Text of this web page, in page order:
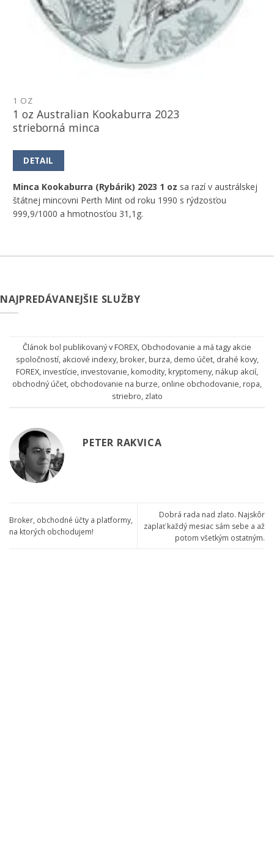
1 OZ
1 oz Australian Kookaburra 2023
strieborná minca
DETAIL
Minca Kookaburra (Rybárik) 2023 1 oz sa razí v austrálskej
štátnej mincovni Perth Mint od roku 1990 s rýdzosťou
999,9/1000 a hmotnosťou 31,1g.
NAJPREDÁVANEJŠIE SLUŽBY
Článok bol publikovaný vFOREX, Obchodovanie a má tagyakcie
spoločností, akciové indexy,broker,burza, demo účet, drahé kovy,
FOREX,investície,investovanie,komodity,kryptomeny,nákup akcií,
obchodný účet, obchodovanie na burze, online obchodovanie,ropa,
striebro, zlato
PETER RAKVICA
Broker, obchodné účty a platformy,
na ktorých obchodujem!
Dobrá rada nad zlato. Najskôr
zaplať každý mesiac sám sebe a až
potom všetkým ostatným.